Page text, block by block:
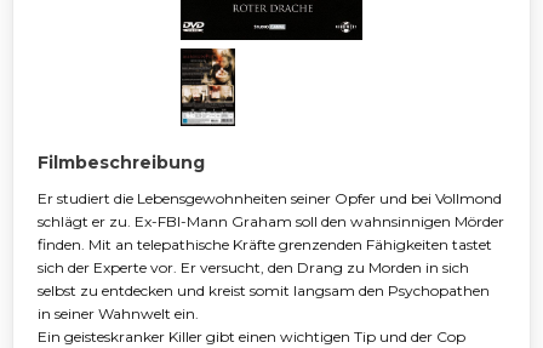
Filmbeschreibung
Er studiert die Lebensgewohnheiten seiner Opfer und bei Vollmond
schlägt er zu. Ex-FBI-Mann Graham soll den wahnsinnigen Mörder
finden. Mit an telepathische Kräfte grenzenden Fähigkeiten tastet
sich der Experte vor. Er versucht, den Drang zu Morden in sich
selbst zu entdecken und kreist somit langsam den Psychopathen
in seiner Wahnwelt ein.
Ein geisteskranker Killer gibt einen wichtigen Tip und der Cop